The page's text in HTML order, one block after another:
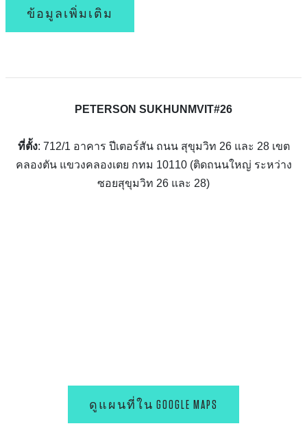
ข้อมูลเพิ่มเติม
PETERSON SUKHUNMVIT#26
ที่ตั้ง: 712/1 อาคาร ปีเตอร์สัน ถนน สุขุมวิท 26 และ 28 เขต
คลองตัน แขวงคลองเตย กทม 10110 (ติดถนนใหญ่ ระหว่าง
ซอยสุขุมวิท 26 และ 28)
ดูแผนที่ใน GOOGLE MAPS